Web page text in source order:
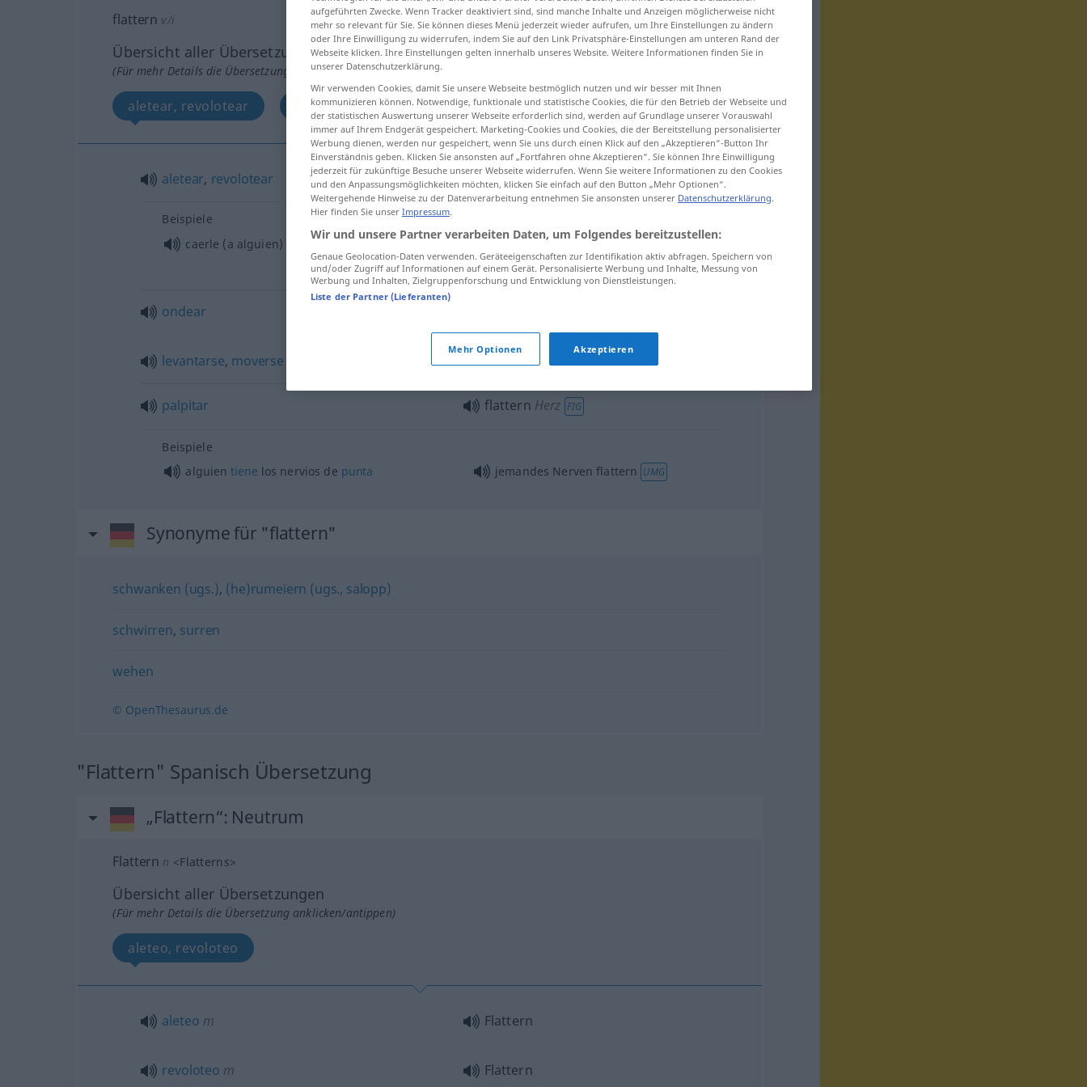
flattern v/i
Übersicht aller Übersetzungen
(Für mehr Details die Übersetzung anklicken/antippen)
aletear, revolotear ondear, levantarse, moverse palpitar
aletear, revolotear flatternVogel <s.>
Beispiele
caerle (a alguien) por sorpresa jemandem auf denTisch flattern
FIG UMG <s.>
ondear
levantarse, moverse flatternim Winde Kleider, Haare
palpitar flattern Herz FIG
Beispiele
alguien tiene los nervios de punta jemandes Nerven flattern UMG
Synonyme für "flattern"
schwanken (ugs.), (he)rumeiern (ugs., salopp)
schwirren, surren
wehen
© OpenThesaurus.de
"Flattern" Spanisch Übersetzung
„Flattern“: Neutrum
Flattern n <Flatterns>
Übersicht aller Übersetzungen
(Für mehr Details die Übersetzung anklicken/antippen)
aleteo, revoloteo
aleteo m Flattern
revoloteo m Flattern
aufgeführten Zwecke. Wenn Tracker deaktiviert sind, sind manche Inhalte und Anzeigen möglicherweise nicht
mehr so relevant für Sie. Sie können dieses Menü jederzeit wieder aufrufen, um Ihre Einstellungen zu ändern
oder Ihre Einwilligung zu widerrufen, indem Sie auf den Link Privatsphäre-Einstellungen am unteren Rand der
Webseite klicken. Ihre Einstellungen gelten innerhalb unseres Website. Weitere Informationen finden Sie in
unserer Datenschutzerklärung.
Wir verwenden Cookies, damit Sie unsere Webseite bestmöglich nutzen und wir besser mit Ihnen
kommunizieren können. Notwendige, funktionale und statistische Cookies, die für den Betrieb der Webseite und
der statistischen Auswertung unserer Webseite erforderlich sind, werden auf Grundlage unserer Vorauswahl
immer auf Ihrem Endgerät gespeichert. Marketing-Cookies und Cookies, die der Bereitstellung personalisierter
Werbung dienen, werden nur gespeichert, wenn Sie uns durch einen Klick auf den „Akzeptieren“-Button Ihr
Einverständnis geben. Klicken Sie ansonsten auf „Fortfahren ohne Akzeptieren“. Sie können Ihre Einwilligung
jederzeit für zukünftige Besuche unserer Webseite widerrufen. Wenn Sie weitere Informationen zu den Cookies
und den Anpassungsmöglichkeiten möchten, klicken Sie einfach auf den Button „Mehr Optionen“.
Weitergehende Hinweise zu der Datenverarbeitung entnehmen Sie ansonsten unserer Datenschutzerklärung.
Hier finden Sie unser Impressum.
Wir und unsere Partner verarbeiten Daten, um Folgendes bereitzustellen:
Genaue Geolocation-Daten verwenden. Geräteeigenschaften zur Identifikation aktiv abfragen. Speichern von
und/oder Zugriff auf Informationen auf einem Gerät. Personalisierte Werbung und Inhalte, Messung von
Werbung und Inhalten, Zielgruppenforschung und Entwicklung von Dienstleistungen.
Liste der Partner (Lieferanten)
Mehr Optionen Akzeptieren